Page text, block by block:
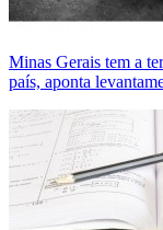
Minas Gerais tem a
país, aponta